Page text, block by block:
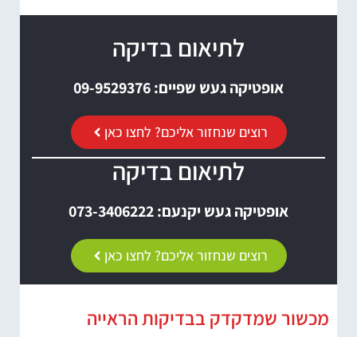
לתיאום בדיקה
אופטיקה געש שפיים: 09-9529376
רוצים שנחזור אליכם? לחצו כאן
לתיאום בדיקה
אופטיקה געש יקנעם: 073-3406222
רוצים שנחזור אליכם? לחצו כאן
מכשור שמדקדק בבדיקות הראייה